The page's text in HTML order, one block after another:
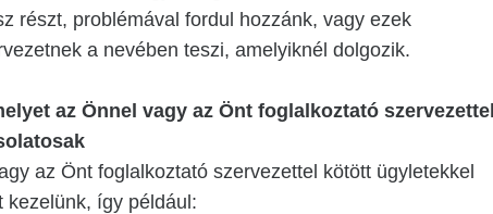
részt, problémával fordul hozzánk, vagy ezek
a nevében teszi, amelyiknél dolgozik.
az Önnel vagy az Önt foglalkoztató szervezettel
az Önt foglalkoztató szervezettel kötött ügyletekkel
kezelünk, így például: